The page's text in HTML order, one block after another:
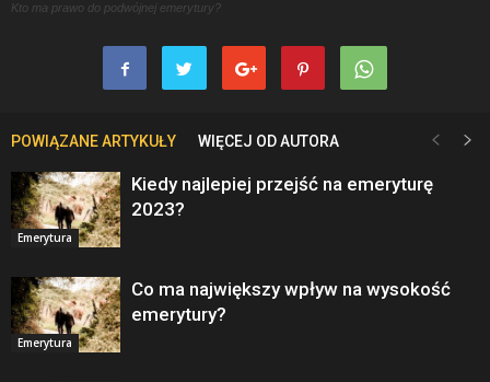
Kto ma prawo do podwójnej emerytury?
POWIĄZANE ARTYKUŁY WIĘCEJ OD AUTORA
Emerytura
Kiedy najlepiej przejść na emeryturę
2023?
Emerytura
Co ma największy wpływ na wysokość
emerytury?